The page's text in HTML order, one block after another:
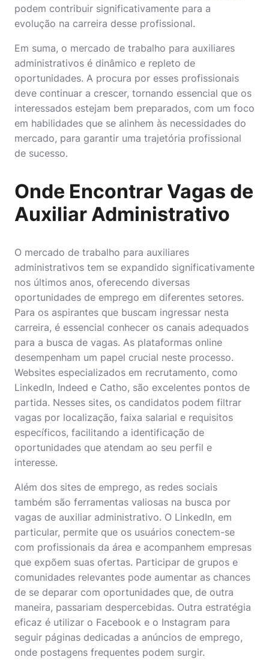
podem contribuir significativamente para a
evolução na carreira desse profissional.
Em suma, o mercado de trabalho para auxiliares
administrativos é dinâmico e repleto de
oportunidades. A procura por esses profissionais
deve continuar a crescer, tornando essencial que os
interessados estejam bem preparados, com um foco
em habilidades que se alinhem às necessidades do
mercado, para garantir uma trajetória profissional
de sucesso.
Onde Encontrar Vagas de
Auxiliar Administrativo
O mercado de trabalho para auxiliares
administrativos tem se expandido significativamente
nos últimos anos, oferecendo diversas
oportunidades de emprego em diferentes setores.
Para os aspirantes que buscam ingressar nesta
carreira, é essencial conhecer os canais adequados
para a busca de vagas. As plataformas online
desempenham um papel crucial neste processo.
Websites especializados em recrutamento, como
LinkedIn, Indeed e Catho, são excelentes pontos de
partida. Nesses sites, os candidatos podem filtrar
vagas por localização, faixa salarial e requisitos
específicos, facilitando a identificação de
oportunidades que atendam ao seu perfil e
interesse.
Além dos sites de emprego, as redes sociais
também são ferramentas valiosas na busca por
vagas de auxiliar administrativo. O LinkedIn, em
particular, permite que os usuários conectem-se
com profissionais da área e acompanhem empresas
que expõem suas ofertas. Participar de grupos e
comunidades relevantes pode aumentar as chances
de se deparar com oportunidades que, de outra
maneira, passariam despercebidas. Outra estratégia
eficaz é utilizar o Facebook e o Instagram para
seguir páginas dedicadas a anúncios de emprego,
onde postagens frequentes podem surgir.